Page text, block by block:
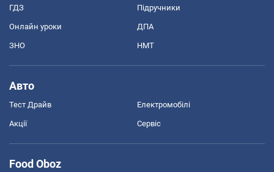
ГДЗ Підручники
Онлайн уроки ДПА
ЗНО НМТ
Авто
Тест Драйв Електромобілі
Акції Сервіс
Food Oboz